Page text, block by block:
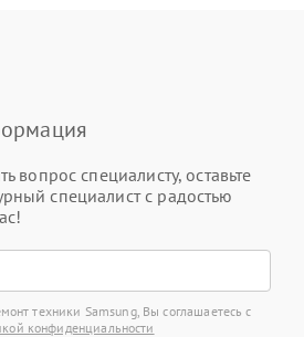
вопрос специалисту, оставьте
специалист с радостью
техники Samsung, Вы соглашаетесь с
конфиденциальности